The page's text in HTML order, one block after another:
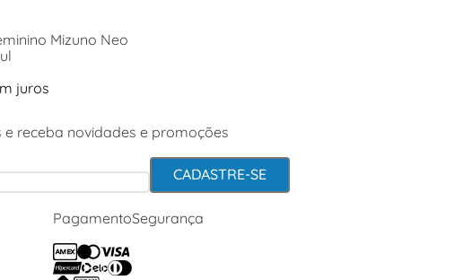
Mizuno Neo
juros
receba novidades e promoções
CADASTRE-SE
PagamentoSegurança